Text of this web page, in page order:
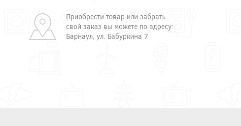
Приобрести товар или забрать
свой заказ вы можете по адресу:
Барнаул, ул. Бабуркина 7